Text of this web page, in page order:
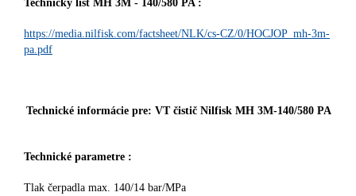
Technický list MH 3M - 140/580 PA :
https://media.nilfisk.com/factsheet/NLK/cs-CZ/0/HOCJOP_mh-3m-
pa.pdf
Technické informácie pre: VT čistič Nilfisk MH 3M-140/580 PA
Technické parametre :
Tlak čerpadla max. 140/14 bar/MPa